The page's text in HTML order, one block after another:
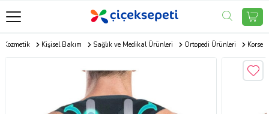
Kozmetik Kişisel Bakım Sağlık ve Medikal Ürünleri Ortopedi Ürünleri Korse